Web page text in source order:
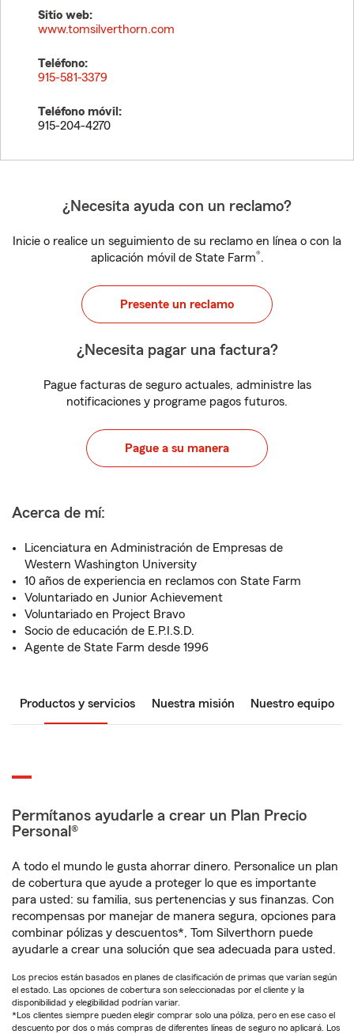
Sitio web:
www.tomsilverthorn.com
Teléfono:
915-581-3379
Teléfono móvil:
915-204-4270
¿Necesita ayuda con un reclamo?
Inicie o realice un seguimiento de su reclamo en línea o con la
aplicación móvil de State Farm®.
Presente un reclamo
¿Necesita pagar una factura?
Pague facturas de seguro actuales, administre las
notificaciones y programe pagos futuros.
Pague a su manera
Acerca de mí:
Licenciatura en Administración de Empresas de
Western Washington University
10 años de experiencia en reclamos con State Farm
Voluntariado en Junior Achievement
Voluntariado en Project Bravo
Socio de educación de E.P.I.S.D.
Agente de State Farm desde 1996
Productos y servicios Nuestra misión Nuestro equipo
Permítanos ayudarle a crear un Plan Precio
Personal®
A todo el mundo le gusta ahorrar dinero. Personalice un plan
de cobertura que ayude a proteger lo que es importante
para usted: su familia, sus pertenencias y sus finanzas. Con
recompensas por manejar de manera segura, opciones para
combinar pólizas y descuentos*, Tom Silverthorn puede
ayudarle a crear una solución que sea adecuada para usted.
Los precios están basados en planes de clasificación de primas que varían según
el estado. Las opciones de cobertura son seleccionadas por el cliente y la
disponibilidad y elegibilidad podrían variar.
*Los clientes siempre pueden elegir comprar solo una póliza, pero en ese caso el
descuento por dos o más compras de diferentes líneas de seguro no aplicará. Los